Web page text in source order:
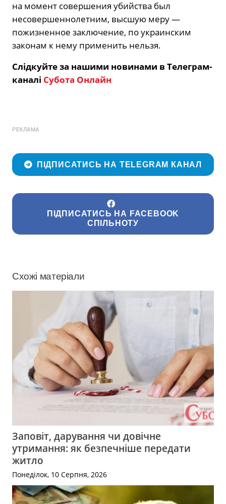
на момент совершения убийства был
несовершеннолетним, высшую меру —
пожизненное заключение, по украинским
законам к нему применить нельзя.
Слідкуйте за нашими новинами в Телеграм-
каналі Субота Онлайн
РЕКЛАМА
ПІДПИСАТИСЬ НА TELEGRAM КАНАЛ
ПІДПИСАТИСЬ НА FACEBOOK
СПІЛЬНОТУ
Схожі матеріали
Заповіт, дарування чи довічне
утримання: як безпечніше передати
житло
Понеділок, 10 Серпня, 2026